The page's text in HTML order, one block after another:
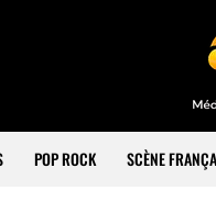
POP ROCK SCÈNE